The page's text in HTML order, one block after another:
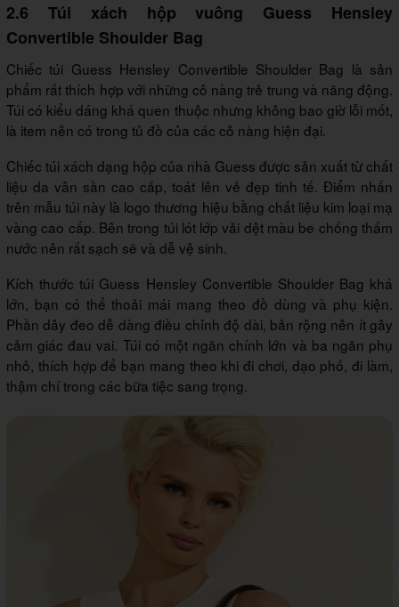
2.6 Túi xách hộp vuông Guess Hensley
Convertible Shoulder Bag
Chiếc túi Guess Hensley Convertible Shoulder Bag là sản
phẩm rất thích hợp với những cô nàng trẻ trung và năng động.
Túi có kiểu dáng khá quen thuộc nhưng không bao giờ lỗi mốt,
là item nên có trong tủ đồ của các cô nàng hiện đại.
Chiếc túi xách dạng hộp của nhà Guess được sản xuất từ chất
liệu da vân sần cao cấp, toát lên vẻ đẹp tinh tế. Điểm nhấn
trên mẫu túi này là logo thương hiệu bằng chất liệu kim loại mạ
vàng cao cấp. Bên trong túi lót lớp vải dệt màu be chống thấm
nước nên rất sạch sẽ và dễ vệ sinh.
Kích thước túi Guess Hensley Convertible Shoulder Bag khá
lớn, bạn có thể thoải mái mang theo đồ dùng và phụ kiện.
Phần dây đeo dễ dàng điều chỉnh độ dài, bản rộng nên ít gây
cảm giác đau vai. Túi có một ngăn chính lớn và ba ngăn phụ
nhỏ, thích hợp để bạn mang theo khi đi chơi, dạo phố, đi làm,
thậm chí trong các bữa tiệc sang trọng.